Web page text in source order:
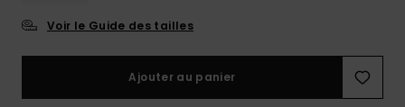
Voir le Guide des tailles
Ajouter au panier